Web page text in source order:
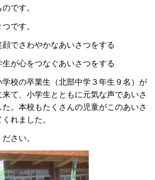
です。
です。
でさわやかなあいさつをする
が心をつなぐあいさつをする
校の卒業生（北部中学３年生９名）が
て、小学生とともに元気な声であいさ
。本校もたくさんの児童がこのあいさ
れました。
さい。